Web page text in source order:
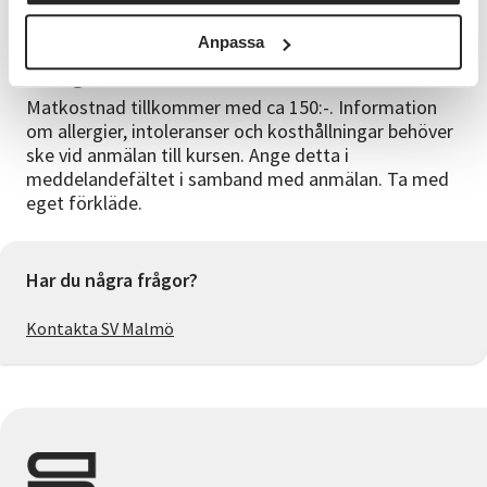
Anpassa
engagerat sätt.
Viktig information
Matkostnad tillkommer med ca 150:-. Information
om allergier, intoleranser och kosthållningar behöver
ske vid anmälan till kursen. Ange detta i
meddelandefältet i samband med anmälan. Ta med
eget förkläde.
Har du några frågor?
Kontakta SV Malmö